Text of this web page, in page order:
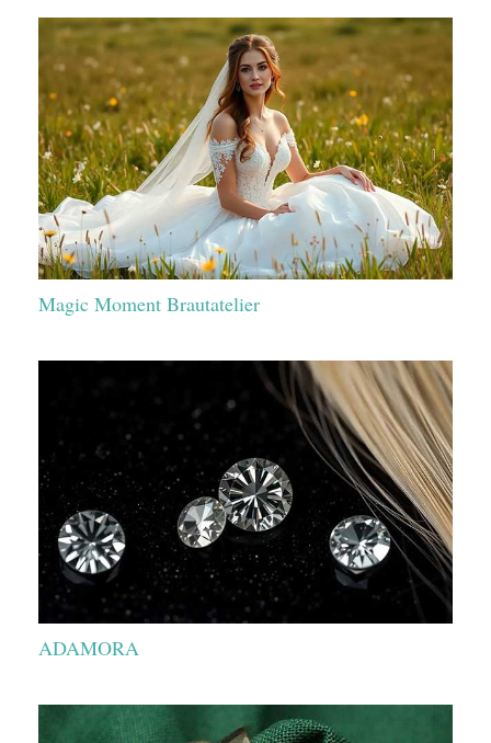
Magic Moment Brautatelier
ADAMORA